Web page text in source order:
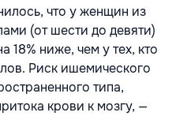
что у женщин из
(от шести до девяти)
18% ниже, чем у тех, кто
Риск ишемического
типа,
крови к мозгу, —